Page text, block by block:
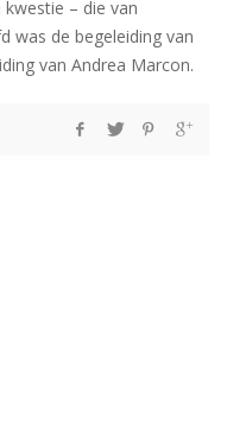
– die van
was de begeleiding van
van Andrea Marcon.